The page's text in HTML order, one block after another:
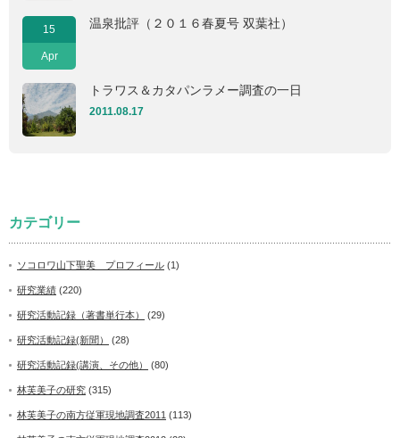
15
Apr
温泉批評（２０１６春夏号 双葉社）
トラワス＆カタパンラメー調査の一日
2011.08.17
カテゴリー
ソコロワ山下聖美 プロフィール (1)
研究業績 (220)
研究活動記録（著書単行本） (29)
研究活動記録(新聞） (28)
研究活動記録(講演、その他） (80)
林芙美子の研究 (315)
林芙美子の南方従軍現地調査2011 (113)